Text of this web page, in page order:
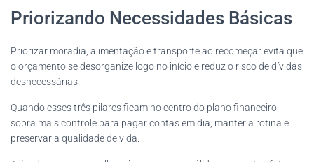
Priorizando Necessidades Básicas
Priorizar moradia, alimentação e transporte ao recomeçar evita que
o orçamento se desorganize logo no início e reduz o risco de dívidas
desnecessárias.
Quando esses três pilares ficam no centro do plano financeiro,
sobra mais controle para pagar contas em dia, manter a rotina e
preservar a qualidade de vida.